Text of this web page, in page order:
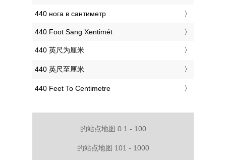
‎440 нога в сантиметр
‎440 Foot Sang Xentimét
‎440 英尺为厘米
‎440 英尺至厘米
‎440 Feet To Centimetre
的站点地图 0.1 - 100
的站点地图 101 - 1000